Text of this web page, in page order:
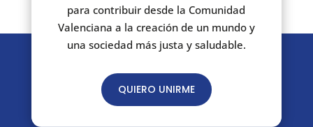
para contribuir desde la Comunidad
Valenciana a la creación de un mundo y
una sociedad más justa y saludable.
QUIERO UNIRME